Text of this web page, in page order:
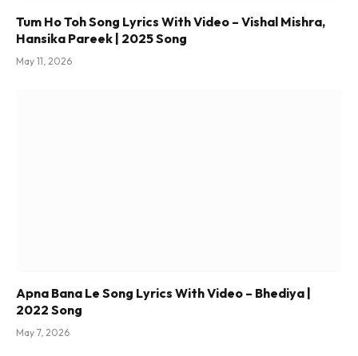
Tum Ho Toh Song Lyrics With Video – Vishal Mishra,
Hansika Pareek | 2025 Song
May 11, 2026
Apna Bana Le Song Lyrics With Video – Bhediya |
2022 Song
May 7, 2026